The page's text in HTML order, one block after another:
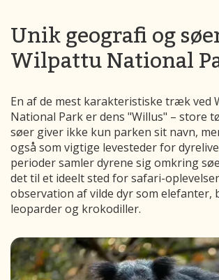
Unik geografi og
Wilpattu National
En af de mest karakteristiske træk ved
National Park er dens "Willus" – store
søer giver ikke kun parken sit navn,
også som vigtige levesteder for
perioder samler dyrene sig omkring
det til et ideelt sted for safari-
observation af vilde dyr som elefanter,
leoparder og krokodiller.